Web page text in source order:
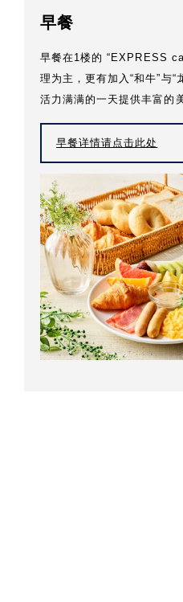
早餐
早餐在1楼的 “EXPRESS
理为主，更有加入“和牛”与“
活力满满的一天提供丰富的
早餐详情请点击此处